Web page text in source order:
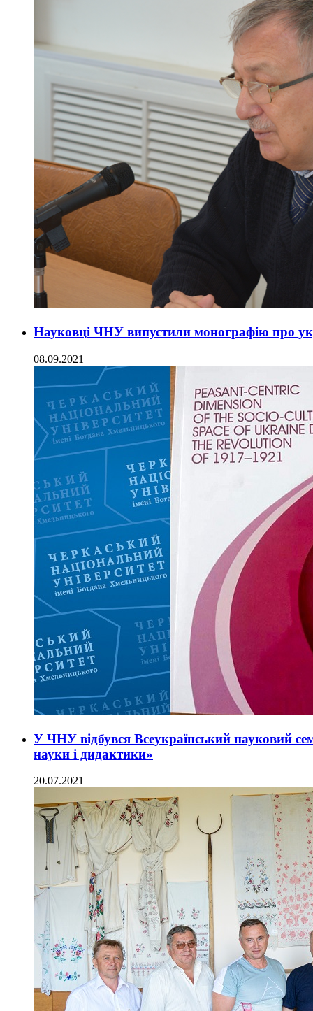
Науковці ЧНУ випустили монографію про
08.09.2021
У ЧНУ відбувся Всеукраїнський науковий
науки і дидактики»
20.07.2021